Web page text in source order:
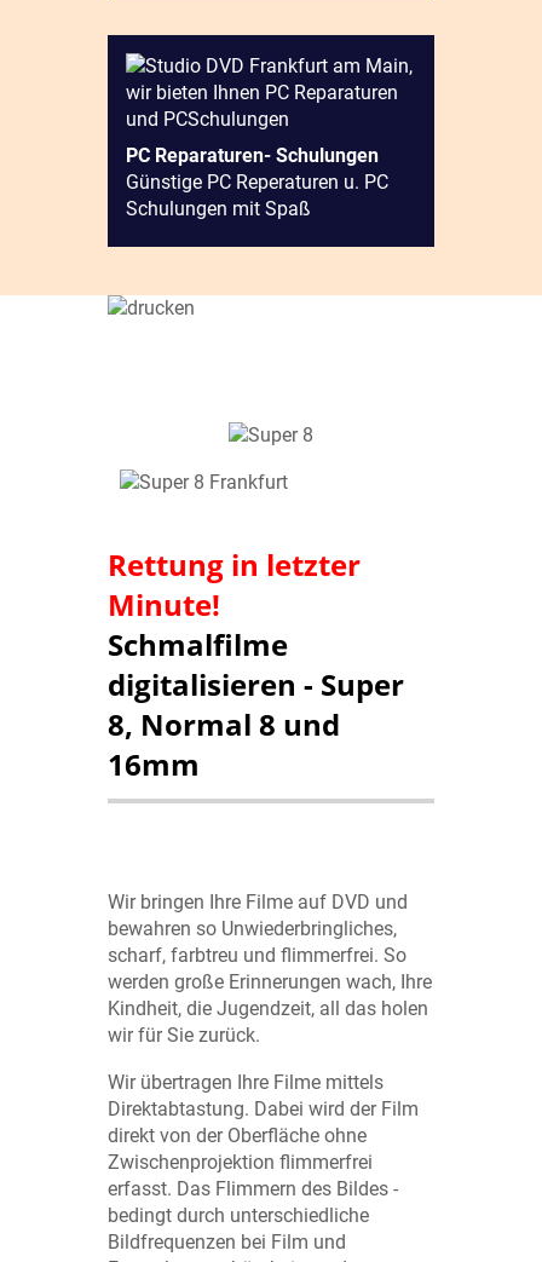
PC Reparaturen- Schulungen
Günstige PC Reperaturen u. PC
Schulungen mit Spaß
Rettung in letzter
Minute!
Schmalfilme
digitalisieren - Super
8, Normal 8 und
16mm
Wir bringen Ihre Filme auf DVD und
bewahren so Unwiederbringliches,
scharf, farbtreu und flimmerfrei. So
werden große Erinnerungen wach, Ihre
Kindheit, die Jugendzeit, all das holen
wir für Sie zurück.
Wir übertragen Ihre Filme mittels
Direktabtastung. Dabei wird der Film
direkt von der Oberfläche ohne
Zwischenprojektion flimmerfrei
erfasst. Das Flimmern des Bildes -
bedingt durch unterschiedliche
Bildfrequenzen bei Film und